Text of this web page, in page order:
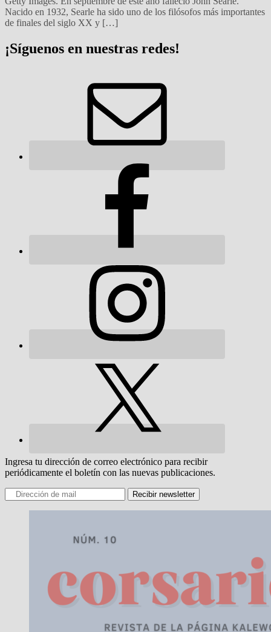
Nacido en 1932, Searle ha sido uno de los filósofos más importantes
de finales del siglo XX y […]
¡Síguenos en nuestras redes!
Ingresa tu dirección de correo electrónico para recibir
periódicamente el boletín con las nuevas publicaciones.
Recibir newsletter